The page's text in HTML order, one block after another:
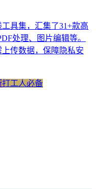
具集，汇集了31+款高
处理、图片编辑等。
传数据，保障隐私安
打工人必备